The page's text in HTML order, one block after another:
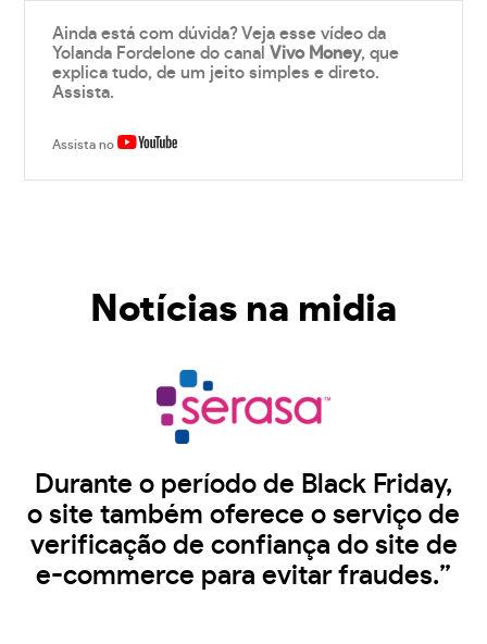
Ainda está com dúvida? Veja esse vídeo da
Yolanda Fordelone do canalVivo Money, que
explica tudo, de um jeito simples e direto.
Assista.
Assista no
Notícias na midia
Durante o período de Black Friday,
o site também oferece o serviço de
verificação de confiança do site de
e-commerce para evitar fraudes.”